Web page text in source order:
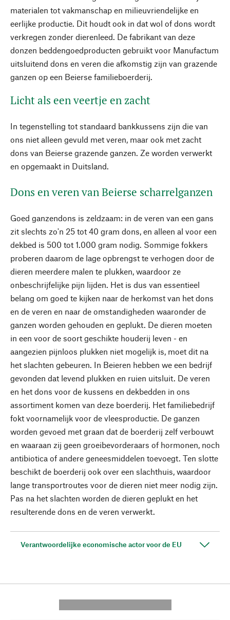
materialen tot vakmanschap en milieuvriendelijke en
eerlijke productie. Dit houdt ook in dat wol of dons wordt
verkregen zonder dierenleed. De fabrikant van deze
donzen beddengoedproducten gebruikt voor Manufactum
uitsluitend dons en veren die afkomstig zijn van grazende
ganzen op een Beierse familieboerderij.
Licht als een veertje en zacht
In tegenstelling tot standaard bankkussens zijn die van
ons niet alleen gevuld met veren, maar ook met zacht
dons van Beierse grazende ganzen. Ze worden verwerkt
en opgemaakt in Duitsland.
Dons en veren van Beierse scharrelganzen
Goed ganzendons is zeldzaam: in de veren van een gans
zit slechts zo'n 25 tot 40 gram dons, en alleen al voor een
dekbed is 500 tot 1.000 gram nodig. Sommige fokkers
proberen daarom de lage opbrengst te verhogen door de
dieren meerdere malen te plukken, waardoor ze
onbeschrijfelijke pijn lijden. Het is dus van essentieel
belang om goed te kijken naar de herkomst van het dons
en de veren en naar de omstandigheden waaronder de
ganzen worden gehouden en geplukt. De dieren moeten
in een voor de soort geschikte houderij leven - en
aangezien pijnloos plukken niet mogelijk is, moet dit na
het slachten gebeuren. In Beieren hebben we een bedrijf
gevonden dat levend plukken en ruien uitsluit. De veren
en het dons voor de kussens en dekbedden in ons
assortiment komen van deze boerderij. Het familiebedrijf
fokt voornamelijk voor de vleesproductie. De ganzen
worden gevoed met graan dat de boerderij zelf verbouwt
en waaraan zij geen groeibevorderaars of hormonen, noch
antibiotica of andere geneesmiddelen toevoegt. Ten slotte
beschikt de boerderij ook over een slachthuis, waardoor
lange transportroutes voor de dieren niet meer nodig zijn.
Pas na het slachten worden de dieren geplukt en het
resulterende dons en de veren verwerkt.
Verantwoordelijke economische actor voor de EU